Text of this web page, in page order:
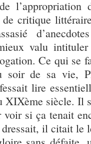
de critique
valu
Ce qui se
soir de sa vie,
lire
XIXème siècle. Il
si ça tenait
il citait le